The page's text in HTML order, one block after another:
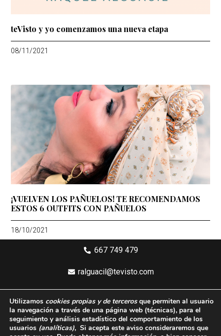
teVisto y yo comenzamos una nueva etapa
08/11/2021
¡VUELVEN LOS PAÑUELOS! TE RECOMENDAMOS
ESTOS 6 OUTFITS CON PAÑUELOS
18/10/2021
667 749 479
ralguacil@tevisto.com
Aviso legal
Utilizamos cookies propias y de tercerosque permiten al usuario
la navegación a través de una página web (técnicas), para el
seguimiento y análisis estadístico del comportamiento de los
usuarios (analíticas), Si acepta este aviso consideraremos que